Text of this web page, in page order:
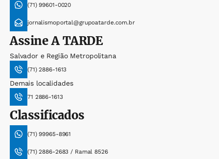
(71) 99601-0020
jornalismoportal@grupoatarde.com.br
AssineA TARDE
Salvador e Região Metropolitana
(71) 2886-1613
Demais localidades
71 2886-1613
Classificados
(71) 99965-8961
(71) 2886-2683 / Ramal 8526